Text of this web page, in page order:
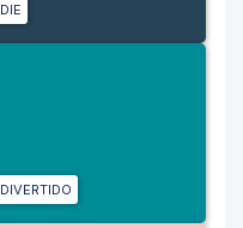
DIE
DIVERTIDO